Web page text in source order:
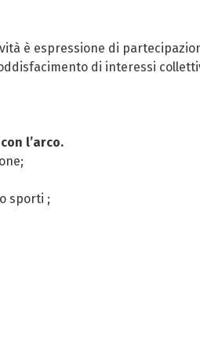
è espressione di
di interessi
l’arco.
sporti ;